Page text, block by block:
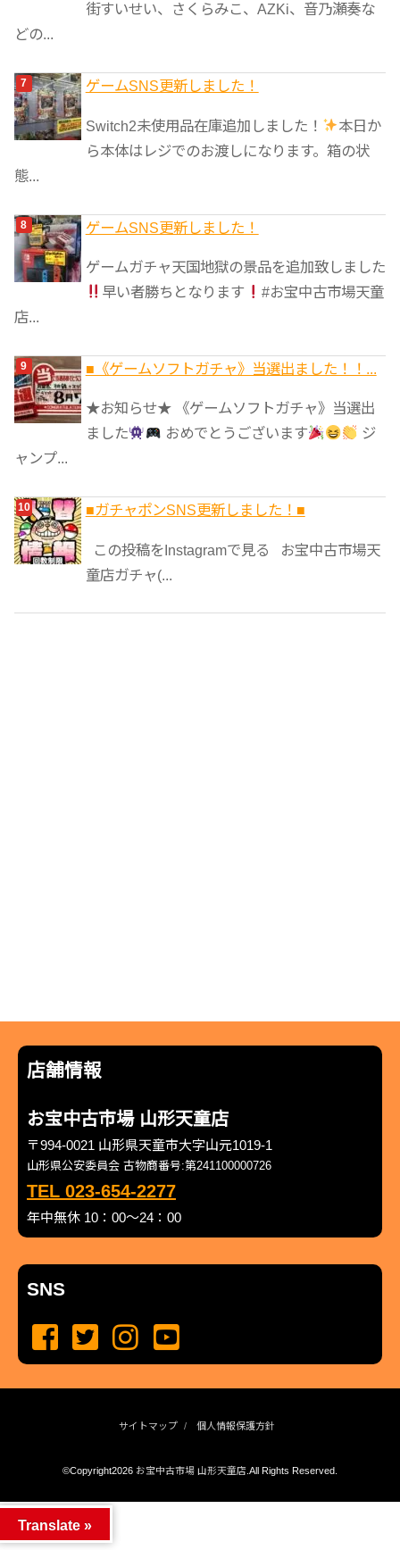
街すいせい、さくらみこ、AZKi、音乃瀬奏な
どの...
ゲームSNS更新しました！
Switch2未使用品在庫追加しました！
本日か
ら本体はレジでのお渡しになります。箱の状
態...
ゲームSNS更新しました！
ゲームガチャ天国地獄の景品を追加致しました
早い者勝ちとなります
#お宝中古市場天童
店...
■《ゲームソフトガチャ》当選出ました！！...
★お知らせ★ 《ゲームソフトガチャ》当選出
ました
おめでとうございます
ジ
ャンプ...
■ガチャポンSNS更新しました！■
この投稿をInstagramで見る お宝中古市場天
童店ガチャ(...
店舗情報
お宝中古市場 山形天童店
〒994-0021 山形県天童市大字山元1019-1
山形県公安委員会 古物商番号:第241100000726
TEL 023-654-2277
年中無休 10：00～24：00
SNS
サイトマップ 個人情報保護方針
©Copyright2026 お宝中古市場 山形天童店.All Rights Reserved.
Translate »